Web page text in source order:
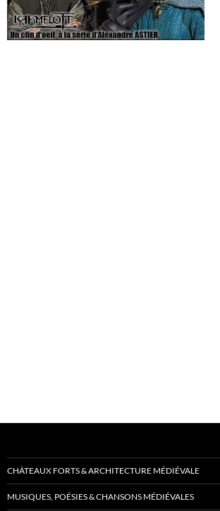
CHÂTEAUX FORTS & ARCHITECTURE MÉDIÉVALE
MUSIQUES, POÉSIES & CHANSONS MÉDIÉVALES